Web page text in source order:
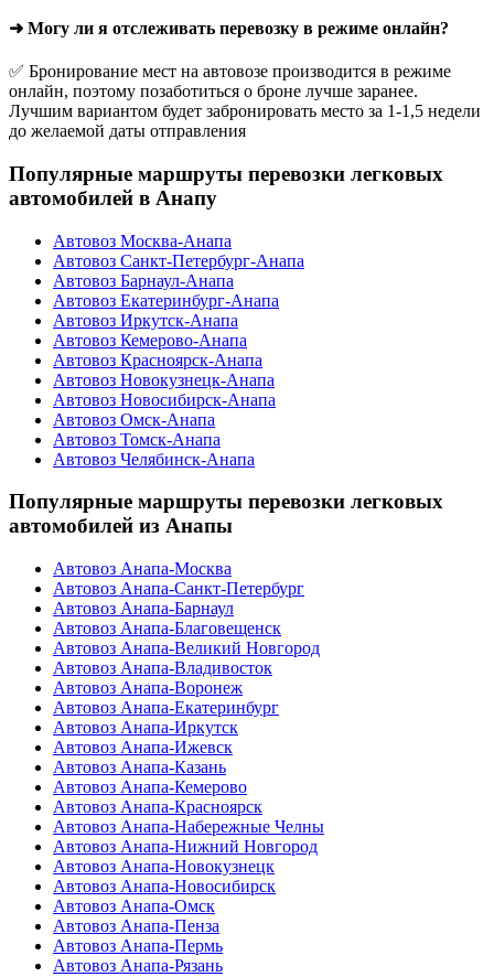
➜ Могу ли я отслеживать перевозку в режиме онлайн?
✅ Бронирование мест на автовозе производится в режиме
онлайн, поэтому позаботиться о броне лучше заранее.
Лучшим вариантом будет забронировать место за 1-1,5 недели
до желаемой даты отправления
Популярные маршруты перевозки легковых
автомобилей в Анапу
Автовоз Москва-Анапа
Автовоз Санкт-Петербург-Анапа
Автовоз Барнаул-Анапа
Автовоз Екатеринбург-Анапа
Автовоз Иркутск-Анапа
Автовоз Кемерово-Анапа
Автовоз Красноярск-Анапа
Автовоз Новокузнецк-Анапа
Автовоз Новосибирск-Анапа
Автовоз Омск-Анапа
Автовоз Томск-Анапа
Автовоз Челябинск-Анапа
Популярные маршруты перевозки легковых
автомобилей из Анапы
Автовоз Анапа-Москва
Автовоз Анапа-Санкт-Петербург
Автовоз Анапа-Барнаул
Автовоз Анапа-Благовещенск
Автовоз Анапа-Великий Новгород
Автовоз Анапа-Владивосток
Автовоз Анапа-Воронеж
Автовоз Анапа-Екатеринбург
Автовоз Анапа-Иркутск
Автовоз Анапа-Ижевск
Автовоз Анапа-Казань
Автовоз Анапа-Кемерово
Автовоз Анапа-Красноярск
Автовоз Анапа-Набережные Челны
Автовоз Анапа-Нижний Новгород
Автовоз Анапа-Новокузнецк
Автовоз Анапа-Новосибирск
Автовоз Анапа-Омск
Автовоз Анапа-Пенза
Автовоз Анапа-Пермь
Автовоз Анапа-Рязань